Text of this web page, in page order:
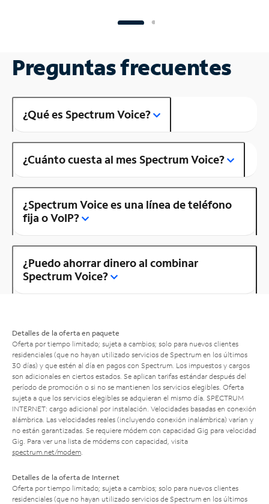
Preguntas frecuentes
¿Qué es Spectrum Voice?
¿Cuánto cuesta al mes Spectrum Voice?
¿Spectrum Voice es una línea de teléfono
fija o VoIP?
¿Puedo ahorrar dinero al combinar
Spectrum Voice?
Detalles de la oferta en paquete
Oferta por tiempo limitado; sujeta a cambios; solo para nuevos clientes
residenciales (que no hayan utilizado servicios de Spectrum en los últimos
30 días) y que estén al día en pagos con Spectrum. Los impuestos y cargos
son adicionales en ciertos estados. Se aplican tarifas estándar después del
período de promoción o si no se mantienen los servicios elegibles. Oferta
sujeta a que los servicios elegibles se adquieran el mismo día. SPECTRUM
INTERNET: cargo adicional por instalación. Velocidades basadas en conexión
alámbrica. Las velocidades reales (incluyendo conexión inalámbrica) varían y
no están garantizadas. Se requiere módem con capacidad Gig para velocidad
Gig. Para ver una lista de módems con capacidad, visita
spectrum.net/modem
Detalles de la oferta de Internet
Oferta por tiempo limitado; sujeta a cambios; solo para nuevos clientes
residenciales (que no hayan utilizado servicios de Spectrum en los últimos